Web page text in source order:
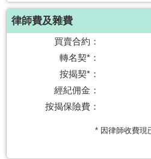
數
據
律師費及雜費
買賣合約：
轉名契*：
按揭契*：
經紀佣金：
按揭保險費：
* 因律師收費現